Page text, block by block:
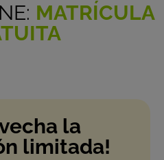
MATRÍCULA
la
limitada!